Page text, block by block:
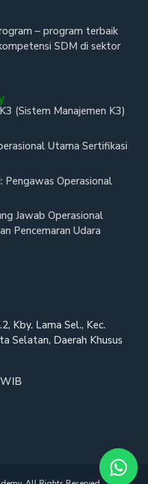
– program terbaik
SDM di sektor
(Sistem Manajemen K3)
Utama Sertifikasi
Pengawas Operasional
Jawab Operasional
Pencemaran Udara
Kby. Lama Sel., Kec.
Selatan, Daerah Khusus